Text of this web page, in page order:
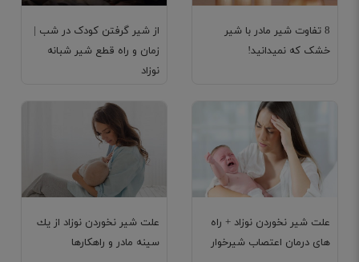
از شیر گرفتن کودک در شب |
زمان و راه قطع شیر شبانه
نوزاد
8 تفاوت شیر مادر با شیر
خشک که نمیدانید!
علت شير نخوردن نوزاد از يك
سينه مادر و راهکارها
علت شیر نخوردن نوزاد + راه
های درمان اعتصاب شیرخوار